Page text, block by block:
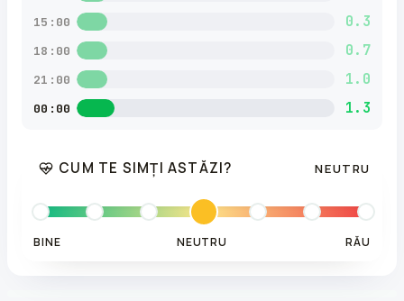
15:00 0.3
18:00 0.7
21:00 1.0
00:00 1.3
CUM TE SIMȚI ASTĂZI? NEUTRU
BINE NEUTRU RĂU